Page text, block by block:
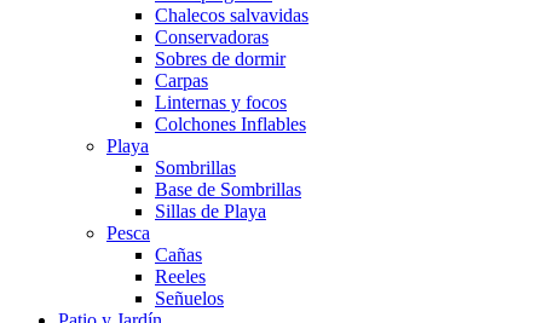
Chalecos salvavidas
Conservadoras
Sobres de dormir
Carpas
Linternas y focos
Colchones Inflables
Playa
Sombrillas
Base de Sombrillas
Sillas de Playa
Pesca
Cañas
Reeles
Señuelos